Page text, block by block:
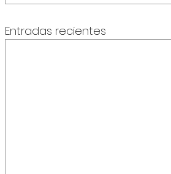
Entradas recientes